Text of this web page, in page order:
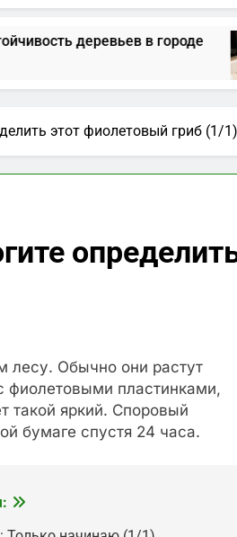
деревьев в городе
этот фиолетовый гриб (1/1)
лесу. Обычно они растут
фиолетовыми пластинками,
такой яркий. Споровый
бумаге спустя 24 часа.